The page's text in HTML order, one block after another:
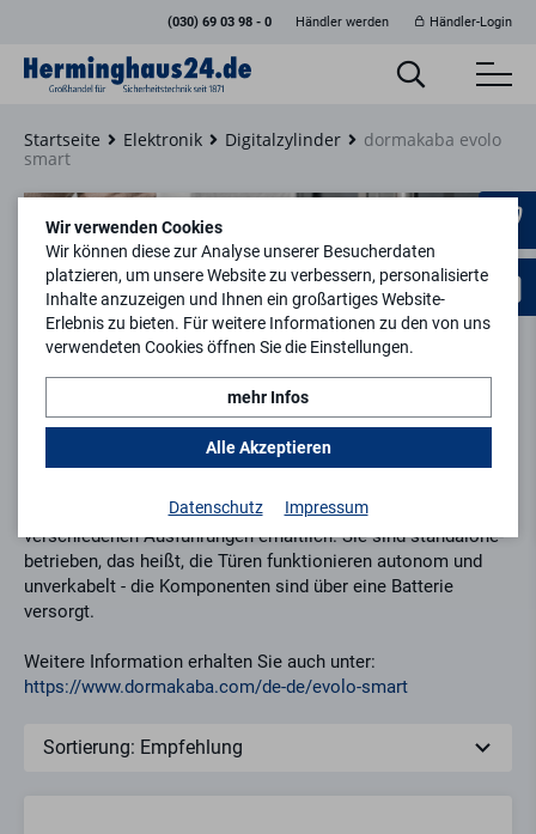
(030) 69 03 98 - 0 Händler werden Händler-Login
Startseite Elektronik Digitalzylinder
dormakaba evolo
smart
dormakaba evolo smart
dormakaba evolo smart ist eine App, welche eine einfache
Lösung für die Verwaltung von Zutritten unter 200 Personen
Die dazu passenden evolo Türkomponenten sind in
verschiedenen Ausführungen erhältlich. Sie sind standalone-
betrieben, das heißt, die Türen funktionieren autonom und
unverkabelt - die Komponenten sind über eine Batterie
versorgt.
Weitere Information erhalten Sie auch unter:
https://www.dormakaba.com/de-de/evolo-smart
Wir verwenden Cookies
Wir können diese zur Analyse unserer Besucherdaten
platzieren, um unsere Website zu verbessern, personalisierte
Inhalte anzuzeigen und Ihnen ein großartiges Website-
Erlebnis zu bieten. Für weitere Informationen zu den von uns
verwendeten Cookies öffnen Sie die Einstellungen.
mehr Infos
Alle Akzeptieren
Datenschutz Impressum